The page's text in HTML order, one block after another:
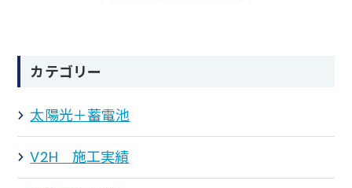
カテゴリー
太陽光＋蓄電池
V2H 施工実績